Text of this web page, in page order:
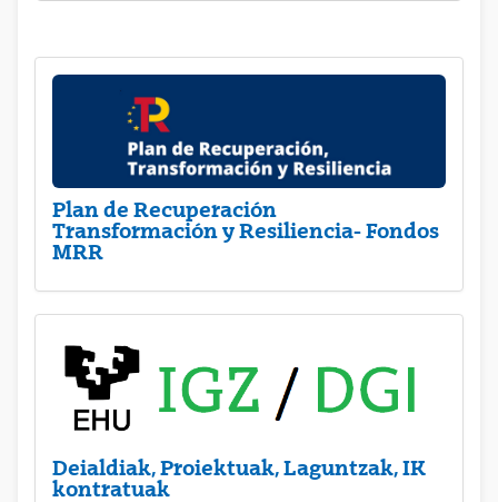
Plan de Recuperación
Transformación y Resiliencia- Fondos
MRR
Deialdiak, Proiektuak, Laguntzak, IK
kontratuak